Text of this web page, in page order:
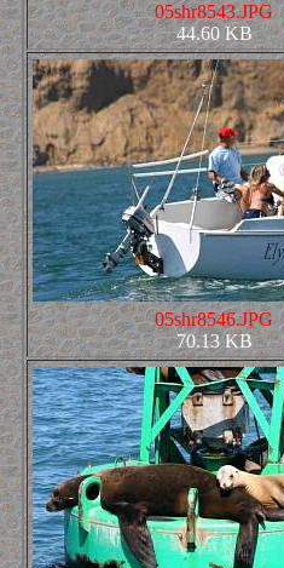
05shr8543.JPG
44.60 KB
05shr8546.JPG
70.13 KB